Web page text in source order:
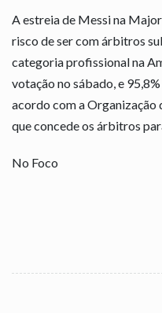
A estreia de Messi na
risco de ser com árbitros
categoria profissional na
votação no sábado, e
acordo com a Organização
que concede os árbitros
No Foco